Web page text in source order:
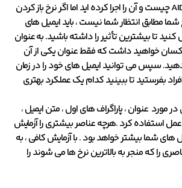
شما می دانید مدل AIDA چیست و آن را اجرا کرده اید اما اگر نرخ باز کردن
مطابق انتظار شما نیست ، باید ایمیل های
کنید تا بیشترین تأثیر را داشته باشید. به عنوان
خواهید داشت که فقط عنوان یکی از آن
سپس می توانید ایمیل های خود را در زمان
بفرستید تا ببینید کدام یک عملکرد بهتری
مورد عنوان ، پاراگراف های اول ، متن ایمیل ،
عمل استفاده کرد .هرچه عناصر بیشتری را آزمایش
های شما بیشتر خواهد بود . با آزمایش کافی ، به
را که منجر به بالاترین نرخ ها می شوند را